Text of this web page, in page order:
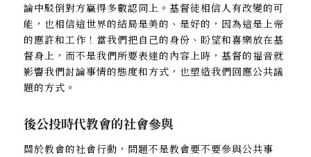
論中駁倒對方贏得多數認同上。基督徒相信人有改變的可
能，也相信這世界的結局是美的、是好的，因為這是上帝
的應許和工作！當我們把自己的身份、盼望和喜樂放在基
督身上，而不是我們所要表達的內容上時，基督的福音就
影響我們討論事情的態度和方式，也塑造我們回應公共議
題的方式。
後公投時代教會的社會參與
關於教會的社會行動，問題不是教會要不要參與公共事